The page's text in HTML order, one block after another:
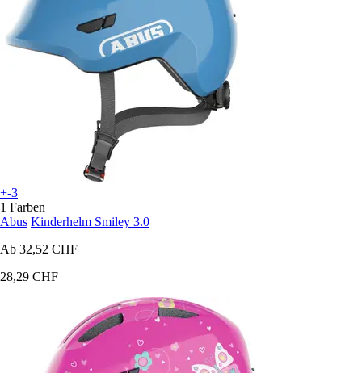
+-3
1 Farben
Abus Kinderhelm Smiley 3.0
Ab 32,52 CHF
28,29 CHF